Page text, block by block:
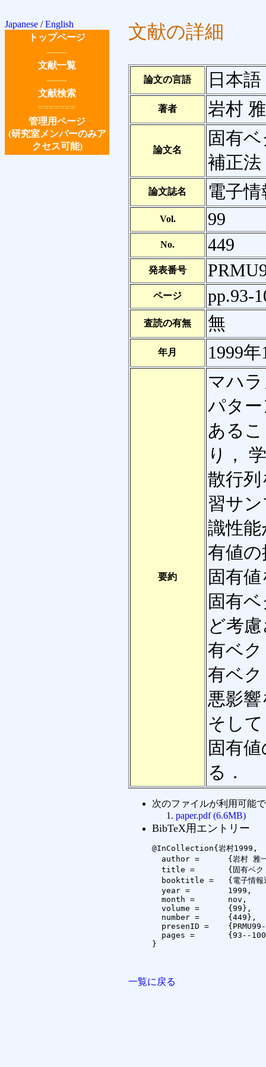
Japanese /English
トップページ
-------
文献一覧
-------
文献検索
=======
管理用ページ
(研究室メンバーのみア
クセス可能)
文献の詳細
論文の言語 日本語
著者 岩村
論文名
固有
補正法
論文誌名 電子
Vol. 99
No. 449
発表番号
ページ pp.93-
査読の有無 無
年月 1999
要約
マハ
パタ
ある
り，
散行
習サ
識性
有値
固有
固有
ど考
有ベ
有ベ
悪影
そし
固有
る．
次のファイルが利用可能
paper.pdf (6.6MB)
BibTeX用エントリー
@InCollection{岩村1999,
  author =	{岩村 雅一 and 大町 真一郎 and 阿曽 弘具},
  title =	{固有ベクトルのずれの影響を軽減する固有値補正法},
  booktitle =	{電子情報通信学会技術研究報告},
  year =	1999,
  month =	nov,
  volume =	{99},
  number =	{449},
  presenID =	{PRMU99-146},
  pages =	{93--100}
}
一覧に戻る